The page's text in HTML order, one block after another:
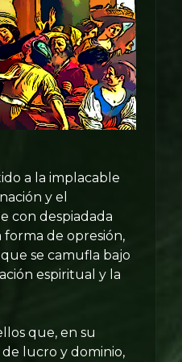
a la implacable
y el
con despiadada
de opresión,
se camufla bajo
espiritual y la
que, en su
lucro y dominio,